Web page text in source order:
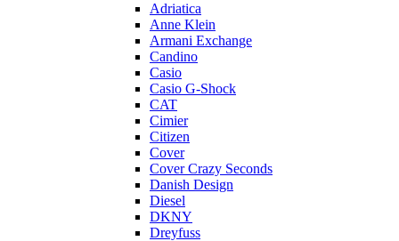
Adriatica
Anne Klein
Armani Exchange
Candino
Casio
Casio G-Shock
CAT
Cimier
Citizen
Cover
Cover Crazy Seconds
Danish Design
Diesel
DKNY
Dreyfuss